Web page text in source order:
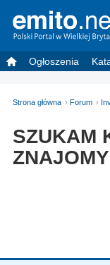
Ogłoszenia
Strona główna Forum
SZUKAM